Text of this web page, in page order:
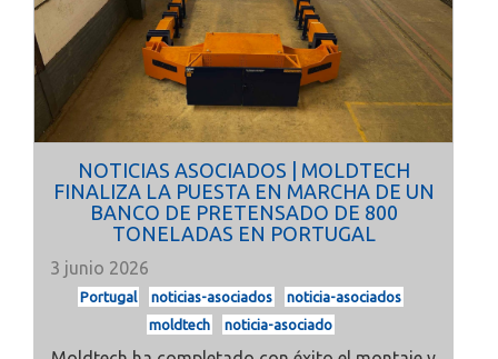
NOTICIAS ASOCIADOS | MOLDTECH
FINALIZA LA PUESTA EN MARCHA DE UN
BANCO DE PRETENSADO DE 800
TONELADAS EN PORTUGAL
3 junio 2026
Portugal noticias-asociados
noticia-asociados
moldtech
noticia-asociado